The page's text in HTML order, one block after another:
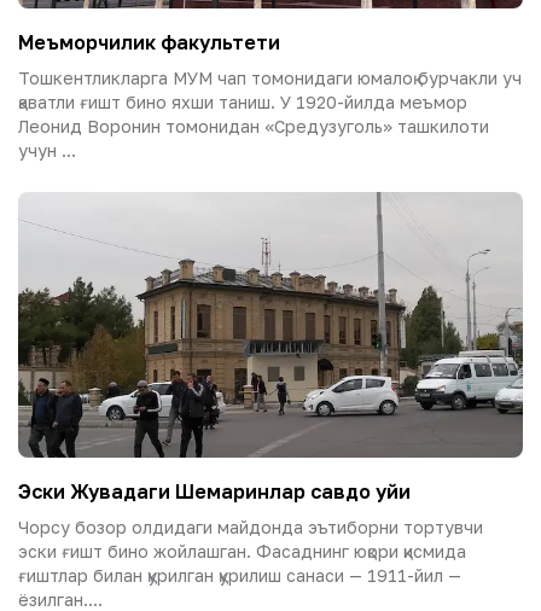
Меъморчилик факультети
Тошкентликларга МУМ чап томонидаги юмалоқ бурчакли уч
қаватли ғишт бино яхши таниш. У 1920-йилда меъмор
Леонид Воронин томонидан «Средузуголь» ташкилоти
учун ...
Эски Жувадаги Шемаринлар савдо уйи
Чорсу бозор олдидаги майдонда эътиборни тортувчи
эски ғишт бино жойлашган. Фасаднинг юқори қисмида
ғиштлар билан қурилган қурилиш санаси — 1911-йил —
ёзилган....